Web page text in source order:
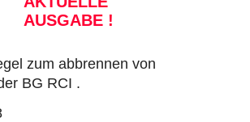
AUSGABE !
zum abbrennen von
BG RCI .